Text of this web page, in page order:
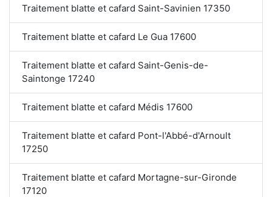
Traitement blatte et cafard Saint-Savinien 17350
Traitement blatte et cafard Le Gua 17600
Traitement blatte et cafard Saint-Genis-de-
Saintonge 17240
Traitement blatte et cafard Médis 17600
Traitement blatte et cafard Pont-l'Abbé-d'Arnoult
17250
Traitement blatte et cafard Mortagne-sur-Gironde
17120